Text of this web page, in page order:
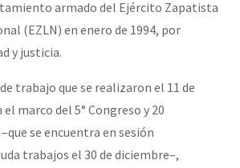
armado del Ejército Zapatista
(EZLN) en enero de 1994, por
y justicia.
trabajo que se realizaron el 11 de
el marco del 5° Congreso y 20
se encuentra en sesión
trabajos el 30 de diciembre–,